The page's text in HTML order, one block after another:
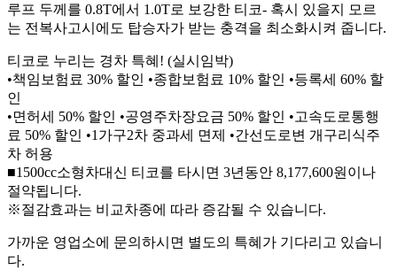
루프 두께를 0.8T에서 1.0T로 보강한 티코- 혹시 있을지 모르
는 전복사고시에도 탑승자가 받는 충격을 최소화시켜 줍니다.
티코로 누리는 경차 특혜! (실시임박)
•책임보험료 30% 할인 •종합보험료 10% 할인 •등록세 60% 할
인
•면허세 50% 할인 •공영주차장요금 50% 할인 •고속도로통행
료 50% 할인 •1가구2차 중과세 면제 •간선도로변 개구리식주
차 허용
■1500cc소형차대신 티코를 타시면 3년동안 8,177,600원이나
절약됩니다.
※절감효과는 비교차종에 따라 증감될 수 있습니다.
가까운 영업소에 문의하시면 별도의 특혜가 기다리고 있습니
다.